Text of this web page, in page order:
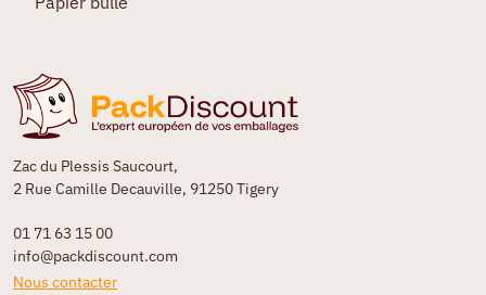
Zac du Plessis Saucourt,
2 Rue Camille Decauville, 91250 Tigery
01 71 63 15 00
info@packdiscount.com
Nous contacter